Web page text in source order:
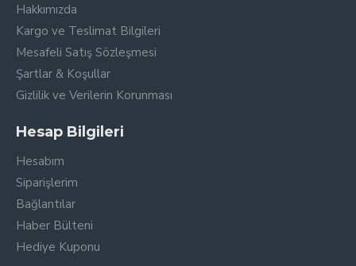
Hakkımızda
Kargo ve Teslimat Bilgileri
Mesafeli Satış Sözleşmesi
Şartlar & Koşullar
Gizlilik ve Verilerin Korunması
Hesap Bilgileri
Hesabım
Siparişlerim
Bağlantılar
Haber Bülteni
Hediye Kuponu